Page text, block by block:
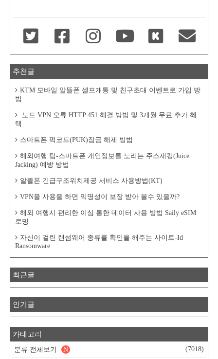
추천글
KTM 모바일 알뜰폰 셀프개통 및 친구초대 이벤트로 가입 방
법
노드 VPN 오류 HTTP 451 해결 방법 및 3개월 무료 추가 혜
택
스마트폰 퍽코드(PUK)잠금 해제 방법
해외여행 팁-스마트폰 개인정보를 노리는 주스재킹(Juice
Jacking) 예방 방법
알뜰폰 긴급구조위치제공 서비스 사용방법(KT)
VPN을 사용을 하면 익명성이 보장 받아 볼수 있을까?
해외 여행시 편리한 이심 통한 데이터 사용 방법 Saily eSIM
로밍
자신이 걸린 랜섬웨어 종류를 확인을 해주는 사이트-Id
Ransomware
최근글
인기글
카테고리
분류 전체보기 (7018)
N